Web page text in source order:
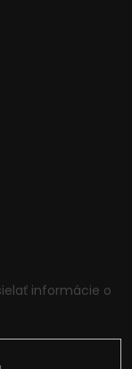
informácie o